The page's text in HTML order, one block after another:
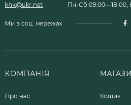
khk@ukr.net Пн-Сб 09:00—18:00,
Ми в соц. мережах
КОМПАНІЯ
Про нас
Кошик